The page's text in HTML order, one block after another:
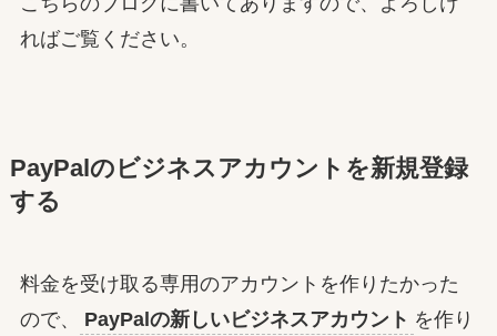
ればご覧ください。
PayPalのビジネスアカウントを新規登録
する
料金を受け取る専用のアカウントを作りたかった
ので、
PayPalの新しいビジネスアカウント を作り